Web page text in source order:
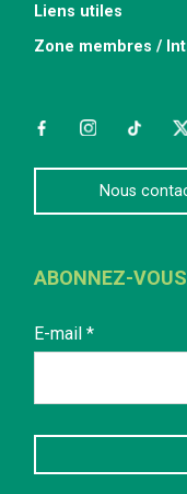
Liens utiles
Zone membres /
FacebookInstagramTikTok
Nous
ABONNEZ-
E-mail *